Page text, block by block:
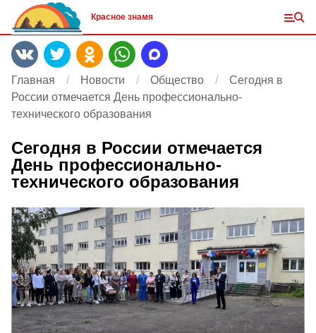
Красное знамя
Главная Новости Общество
Сегодня в
России отмечается День профессионально-
технического образования
Сегодня в России отмечается
День профессионально-
технического образования